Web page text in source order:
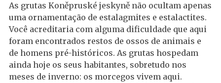
As grutas Koněpruské jeskyně não ocultam apenas
uma ornamentação de estalagmites e estalactites.
Você acreditaria com alguma dificuldade que aqui
foram encontrados restos de ossos de animais e
de homens pré-históricos. As grutas hospedam
ainda hoje os seus habitantes, sobretudo nos
meses de inverno: os morcegos vivem aqui.